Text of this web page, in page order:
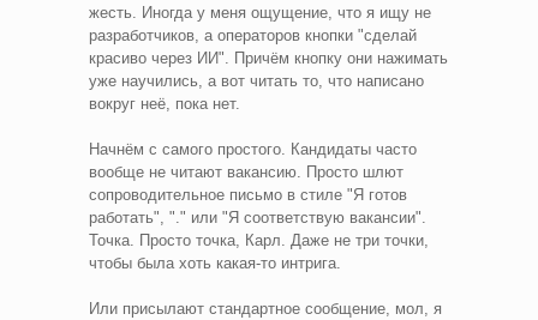
жесть. Иногда у меня ощущение, что я ищу не
разработчиков, а операторов кнопки "сделай
красиво через ИИ". Причём кнопку они нажимать
уже научились, а вот читать то, что написано
вокруг неё, пока нет.
Начнём с самого простого. Кандидаты часто
вообще не читают вакансию. Просто шлют
сопроводительное письмо в стиле "Я готов
работать", "." или "Я соответствую вакансии".
Точка. Просто точка, Карл. Даже не три точки,
чтобы была хоть какая-то интрига.
Или присылают стандартное сообщение, мол, я